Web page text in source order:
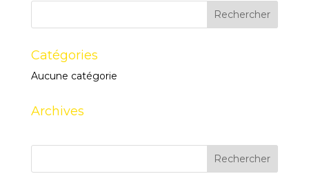
Catégories
Aucune catégorie
Archives